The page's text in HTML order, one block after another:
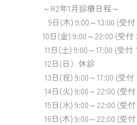
～R2年1月診療日程～
9日(木) 9:00～13:00 (受
10日(金) 9:00～22:00 (受付
11日(土) 9:00～17:00 (受付
12日(日）休診
13日(祝) 9:00～17:00 (受
14日(火) 9:00～22:00 (受
15日(水) 9:00～22:00 (受
16日(木) 9:00～22:00 (受